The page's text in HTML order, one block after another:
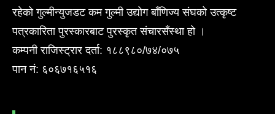
रहेको गुल्मीन्युजडट कम गुल्मी उद्योग बाँणिज्य संघको उत्कृष्ट
पत्रकारिता पुरस्कारबाट पुरस्कृत संचारसँस्था हो ।
कम्पनी राजिस्ट्रार दर्ता: १८८९८०/७४/०७५
पान नं: ६०६७१६५१६